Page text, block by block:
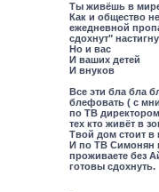
Ты живёшь в
Как и общество
ежедневной
сдохнут"
Но и вас
И ваших детей
И внуков
Все эти бла бла
блефовать ( с
по ТВ директором
тех кто живёт в
Твой дом стоит в
И по ТВ Симонян
проживаете без
готовы сдохнуть.